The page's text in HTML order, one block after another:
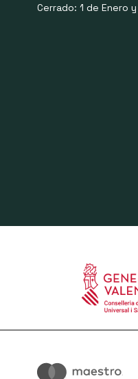
Cerrado: 1 de Enero